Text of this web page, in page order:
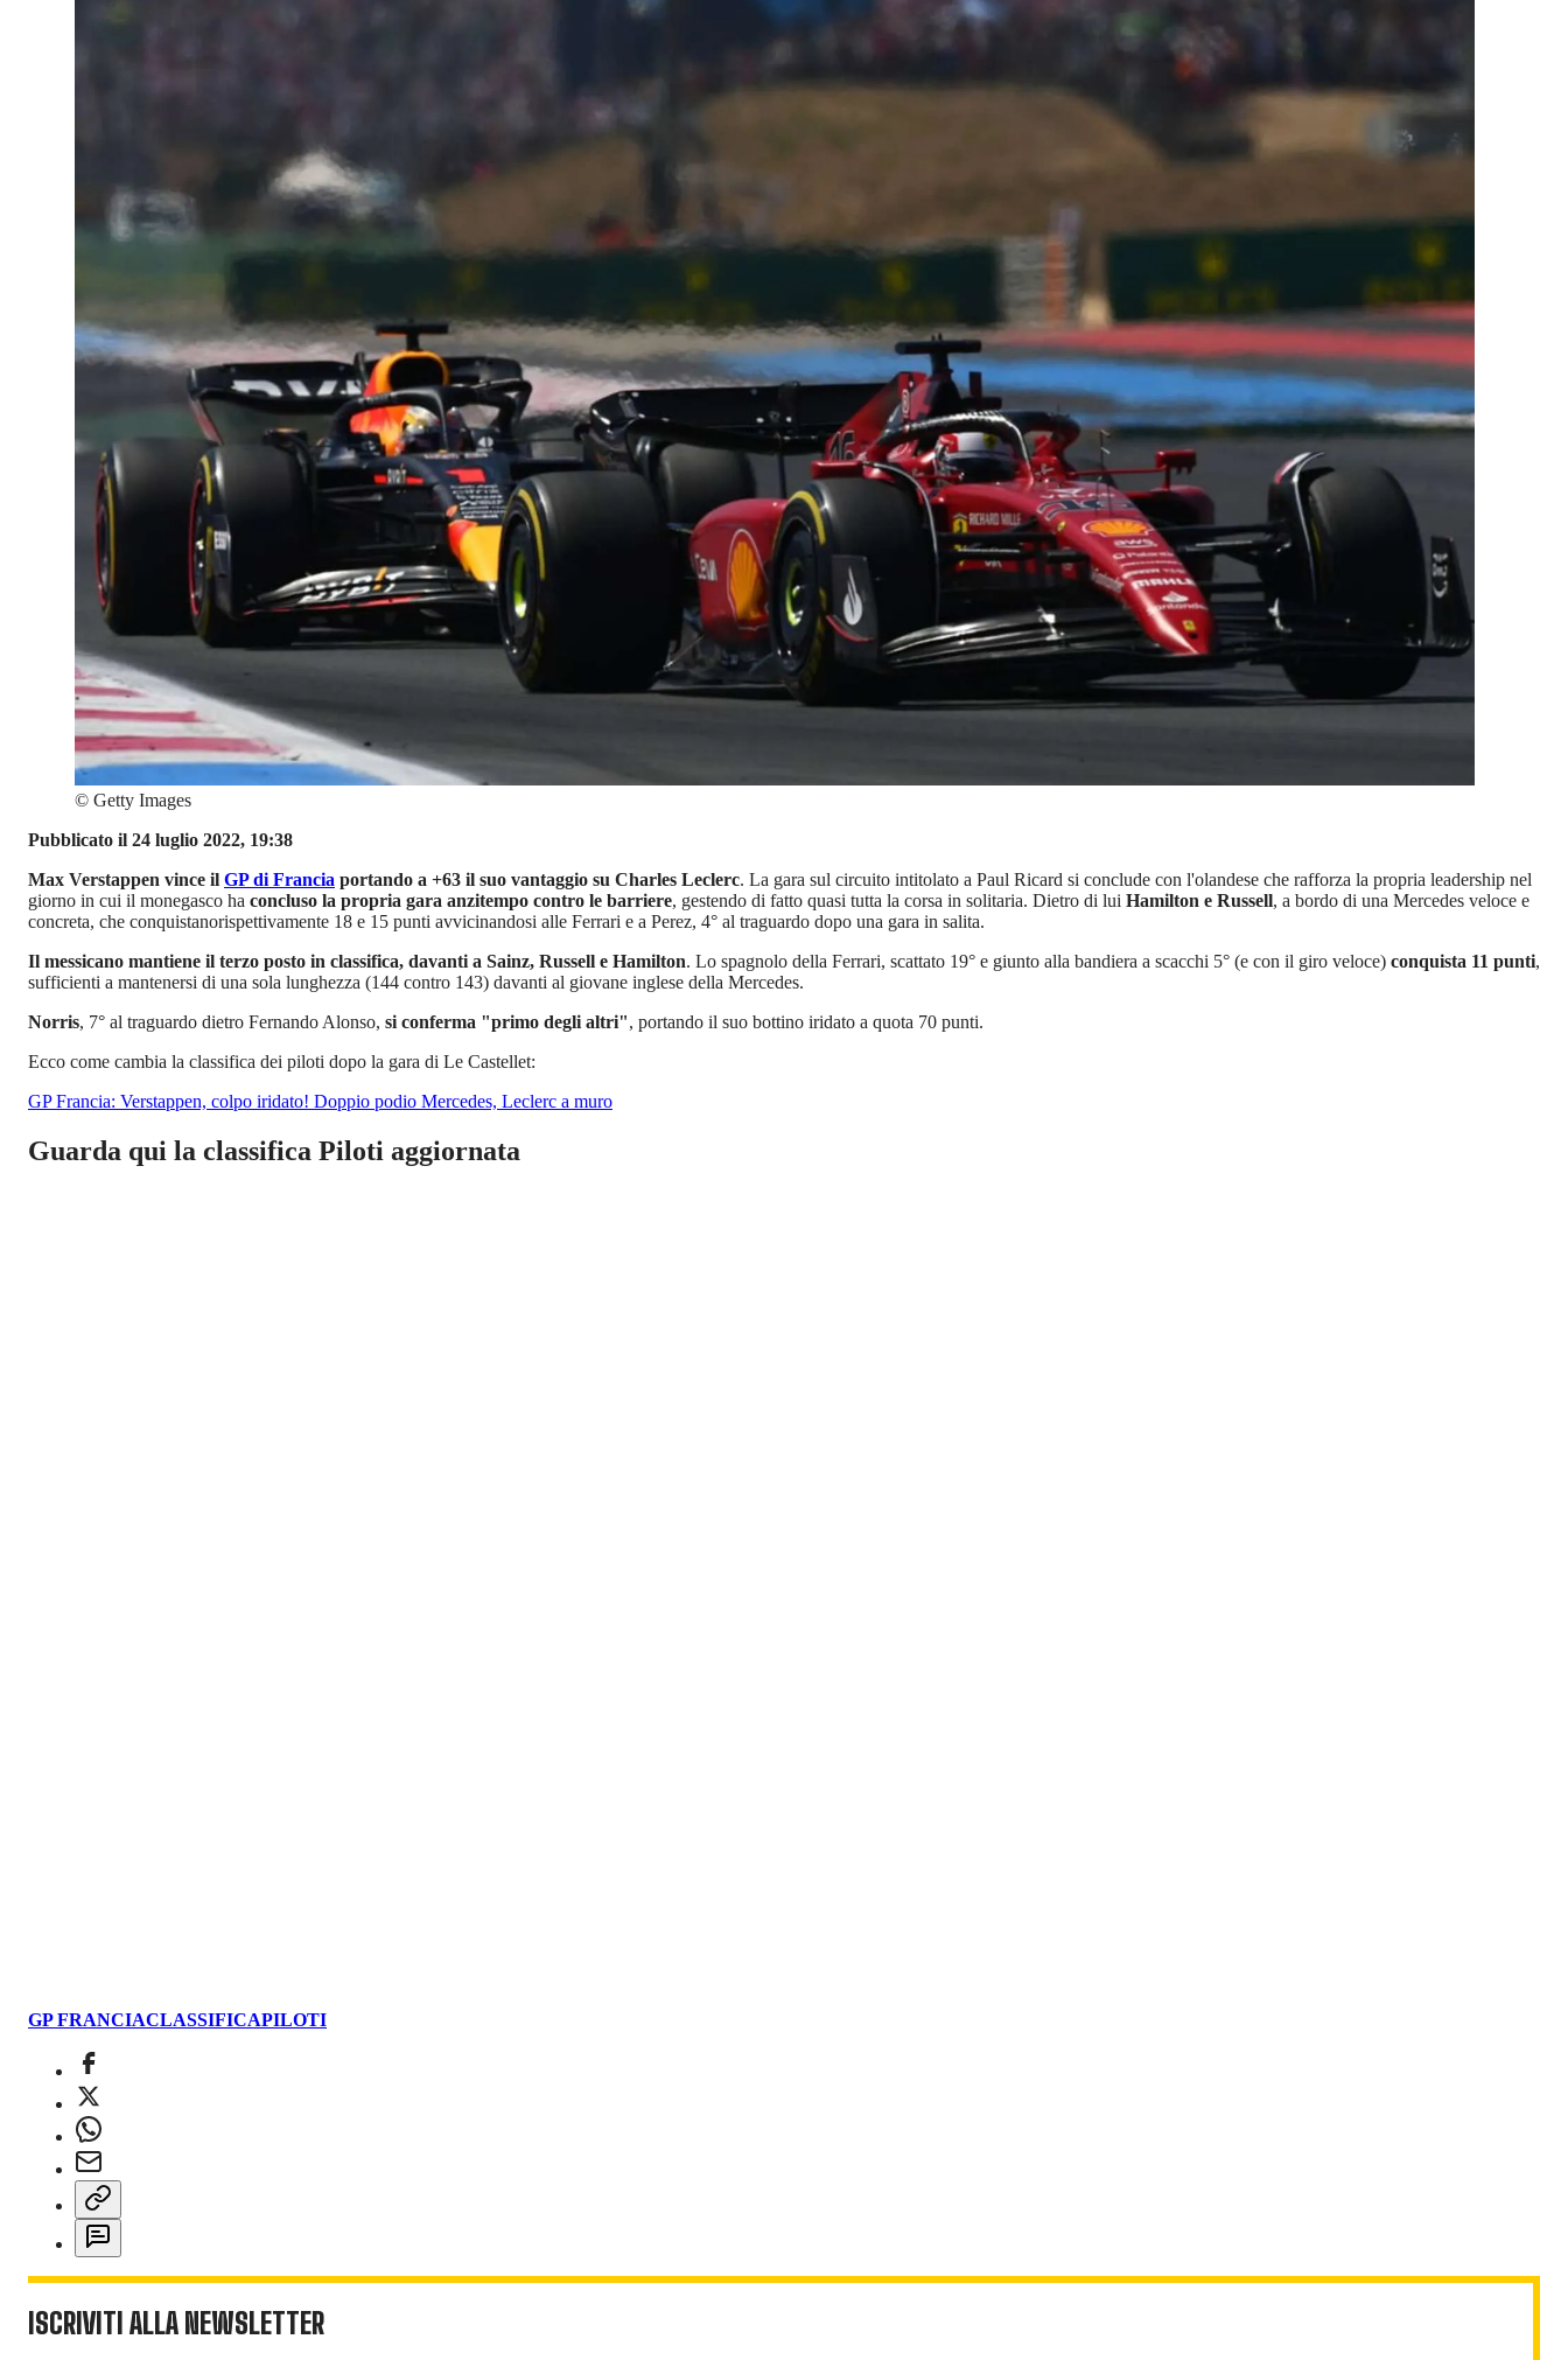
© Getty Images
Pubblicato il 24 luglio 2022, 19:38
Max Verstappen vince il GP di Francia portando a +63 il suo vantaggio su Charles Leclerc. La gara sul circuito intitolato a Paul Ricard si conclude con l'olandese che rafforza la propria leadership nel
giorno in cui il monegasco ha concluso la propria gara anzitempo contro le barriere, gestendo di fatto quasi tutta la corsa in solitaria. Dietro di lui Hamilton e Russell, a bordo di una Mercedes veloce e
concreta, che conquistanorispettivamente 18 e 15 punti avvicinandosi alle Ferrari e a Perez, 4° al traguardo dopo una gara in salita.
Il messicano mantiene il terzo posto in classifica, davanti a Sainz, Russell e Hamilton. Lo spagnolo della Ferrari, scattato 19° e giunto alla bandiera a scacchi 5° (e con il giro veloce) conquista 11 punti,
sufficienti a mantenersi di una sola lunghezza (144 contro 143) davanti al giovane inglese della Mercedes.
Norris, 7° al traguardo dietro Fernando Alonso, si conferma "primo degli altri", portando il suo bottino iridato a quota 70 punti.
Ecco come cambia la classifica dei piloti dopo la gara di Le Castellet:
GP Francia: Verstappen, colpo iridato! Doppio podio Mercedes, Leclerc a muro
Guarda qui la classifica Piloti aggiornata
GP FRANCIACLASSIFICAPILOTI
ISCRIVITI ALLA NEWSLETTER